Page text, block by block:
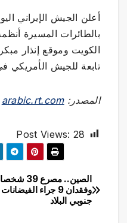
أعلن الجيش الإيراني
بالطائرات المسيرة
الكويت وموقع إنذار
تابعة للجيش الأمريكي
المصدر:arabic.rt.com
Post Views: 28
تصفّح
المقالات
الصين.. مصرع 39 شخصا
وفقدان 9 جراء الفيضانات
جنوبي البلاد